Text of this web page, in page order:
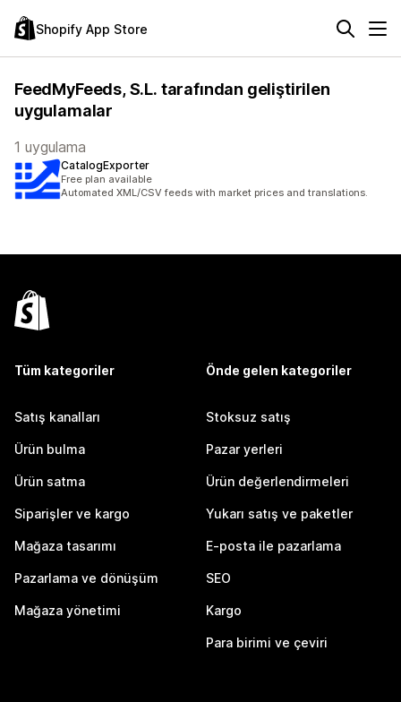
Shopify App Store
FeedMyFeeds, S.L. tarafından geliştirilen
uygulamalar
1 uygulama
CatalogExporter
Free plan available
Automated XML/CSV feeds with market prices and translations.
Tüm kategoriler
Satış kanalları
Ürün bulma
Ürün satma
Siparişler ve kargo
Mağaza tasarımı
Pazarlama ve dönüşüm
Mağaza yönetimi
Önde gelen kategoriler
Stoksuz satış
Pazar yerleri
Ürün değerlendirmeleri
Yukarı satış ve paketler
E-posta ile pazarlama
SEO
Kargo
Para birimi ve çeviri